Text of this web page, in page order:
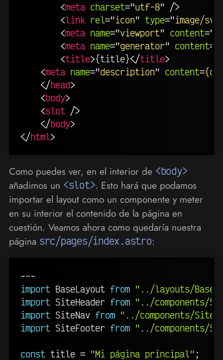
<meta charset="utf-8" />
<link rel="icon" type="image/
<meta name="viewport" content="
<meta name="generator" content=
<title>{title}</title>
<meta name="description" content=
</head>
<body>
<slot />
</body>
</html>
Como puedes ver, en el interior de <body>
añadimos un <slot>. Esto hará que podamos
importar el layout como un componente y meter
en su interior el contenido de la página en
cuestión. Veamos ahora como quedaría nuestra
página src/pages/index.astro:
---
import BaseLayout from "../layouts/
import SiteHeader from "../components/
import SiteNav from "../components/
import SiteFooter from "../components/
const title = "Mi página principal" ;